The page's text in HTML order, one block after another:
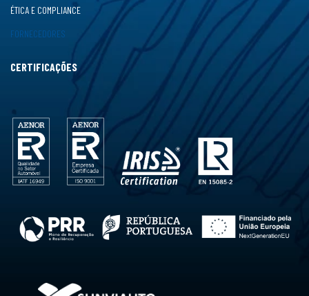
ÉTICA E COMPLIANCE
FORNECEDORES
CERTIFICAÇÕES